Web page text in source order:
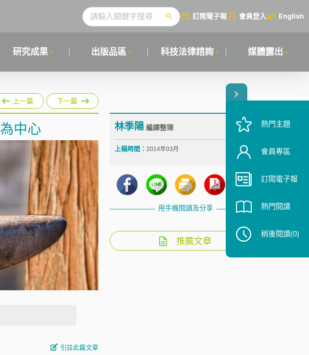
訂閱電子報 會員登入 English
研究成果 出版品區 科技法律諮詢 媒體露出
上一篇 下一篇
中心
引註此篇文章
林季陽編譯整理
上稿時間： 2014年03月
用手機閱讀及分享
推薦文章
熱門主題
會員專區
訂閱電子報
熱門閱讀
稍後閱讀(0)